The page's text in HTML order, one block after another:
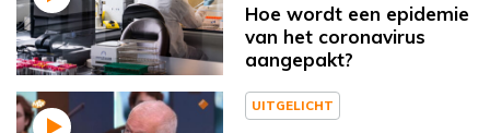
Hoe wordt een epidemie
van het coronavirus
aangepakt?
UITGELICHT